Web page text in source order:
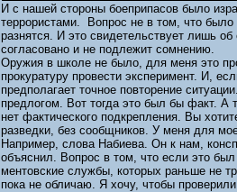
И с нашей стороны боеприпасов было
террористами. Вопрос не в том, что
разнятся. И это свидетельствует лишь
согласовано и не подлежит сомнению.
Оружия в школе не было, для меня это
прокуратуру провести эксперимент. И,
предполагает точное повторение
предлогом. Вот тогда это был бы факт. А
нет фактического подкрепления. Вы
разведки, без сообщников. У меня для
Например, слова Набиева. Он к нам,
объяснил. Вопрос в том, что если это
ментовские службы, которых раньше не
пока не обличаю. Я хочу, чтобы